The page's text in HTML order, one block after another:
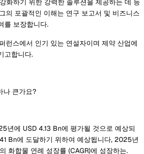
화하기 위한 강력한 솔루션을 제공하는 데 능
의 포괄적인 이해는 연구 보고서 및 비즈니스
를 보장합니다.
런스에서 인기 있는 연설자이며 제약 산업에
고합니다.
나 큰가요?
년에 USD 4.13 Bn에 평가될 것으로 예상되
Bn에 도달하기 위하여 예상됩니다, 2025년
화합물 연례 성장률 (CAGR)에 성장하는.